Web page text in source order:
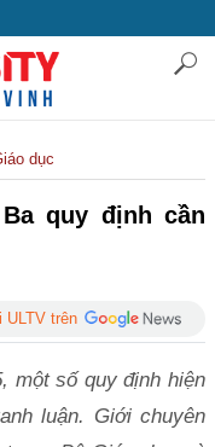
dục
quy định cần
ULTV trên
một số quy định hiện
luận. Giới chuyên